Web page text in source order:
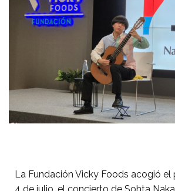
La Fundación Vicky Foods acogió el